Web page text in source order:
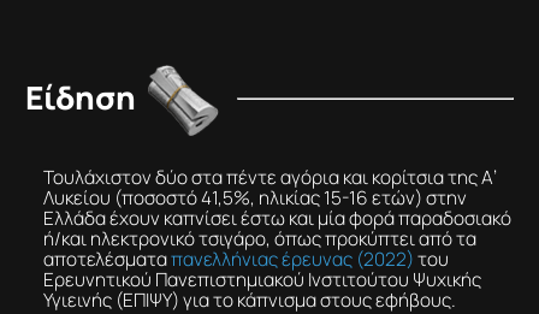
Είδηση
Τουλάχιστον δύο στα πέντε αγόρια και κορίτσια της Α’
Λυκείου (ποσοστό 41,5%, ηλικίας 15-16 ετών) στην
Ελλάδα έχουν καπνίσει έστω και μία φορά παραδοσιακό
ή/και ηλεκτρονικό τσιγάρο, όπως προκύπτει από τα
αποτελέσματαπανελλήνιας έρευνας (2022)του
Ερευνητικού Πανεπιστημιακού Ινστιτούτου Ψυχικής
Υγιεινής (ΕΠΙΨΥ) για το κάπνισμα στους εφήβους.